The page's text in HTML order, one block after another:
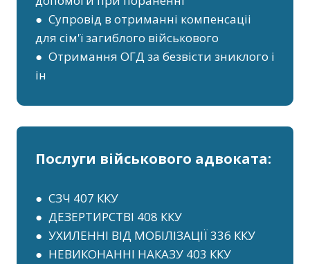
● Супровід в отриманні компенсаціі
для сім'ї загиблого військового
● Отримання ОГД за безвісти зниклого і
ін
Послуги військового адвоката:
● СЗЧ 407 ККУ
● ДЕЗЕРТИРСТВІ 408 ККУ
● УХИЛЕННІ ВІД МОБІЛІЗАЦІЇ 336 ККУ
● НЕВИКОНАННІ НАКАЗУ 403 ККУ